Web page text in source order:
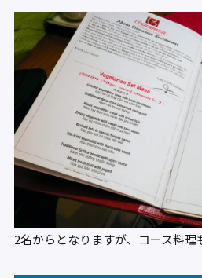
2名からとなりますが、コース料理